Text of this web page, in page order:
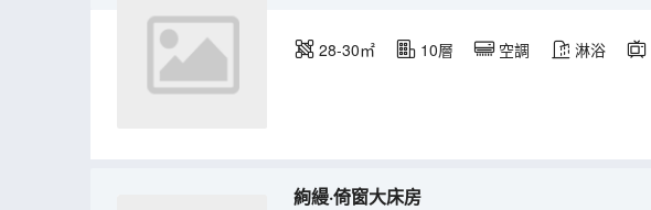
28-30㎡ 10層 空調 淋浴
絢縵·倚窗大床房